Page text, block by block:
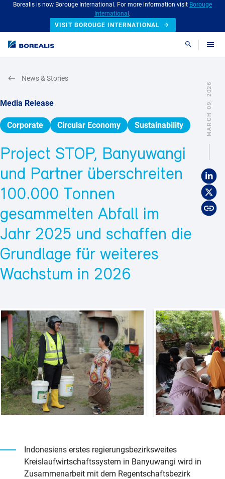
Borealis is now Borouge International. For more information visit Borouge
International .
VISIT BOROUGE INTERNATIONAL
Search
MARCH 09, 2026
Media Release
Corporate Circular Economy Sustainability
Project STOP, Banyuwangi
und Partner überschreiten
100.000 Tonnen
gesammelten Abfall im
Jahr 2025 und schaffen die
Grundlage für weiteres
Wachstum in 2026
News & Stories
Indonesiens erstes regierungsbezirksweites
Kreislaufwirtschaftssystem in Banyuwangi wird in
Zusammenarbeit mit dem Regentschaftsbezirk